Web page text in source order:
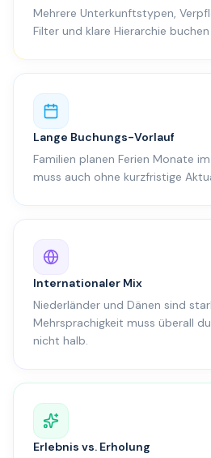
Mehrere Unterkunftstypen,
Filter und klare Hierarchie
Lange Buchungs-Vorlauf
Familien planen Ferien Monate
muss auch ohne kurzfristige
Internationaler Mix
Niederländer und Dänen sind
Mehrsprachigkeit muss überall
nicht halb.
Erlebnis vs. Erholung